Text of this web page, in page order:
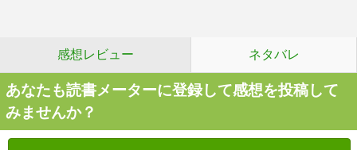
感想レビュー ネタバレ
あなたも読書メーターに登録して感想を投稿して
みませんか？